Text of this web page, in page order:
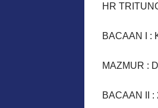
HR
BACAAN I :
MAZMUR :
BACAAN II :